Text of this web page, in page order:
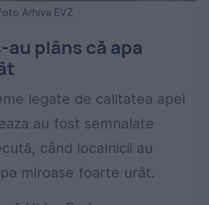
Arhiva EVZ
plâns că apa
legate de calitatea apei
au fost semnalate
când localnicii au
miroase foarte urât.